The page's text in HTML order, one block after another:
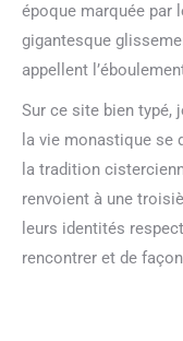
époque marquée par
gigantesque
appellent
Sur ce site bien typé,
la vie monastique se
la tradition
renvoient à une
leurs identités
rencontrer et de